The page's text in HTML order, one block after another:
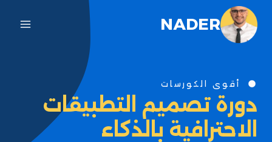
NADER
أقوى الكورسات
دورة تصميم التطبيقات
الاحترافية بالذكاء